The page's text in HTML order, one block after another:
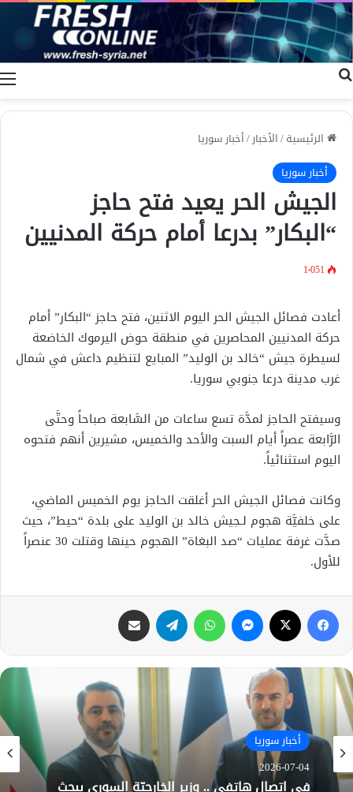
الرئيسية/الأخبار/أخبار سوريا
أخبار سوريا
الجيش الحر يعيد فتح حاجز
“البكار” بدرعا أمام حركة المدنيين
1٬051
أعادت فصائل الجيش الحر اليوم الاثنين، فتح حاجز “البكار” أمام
حركة المدنيين المحاصرين في منطقة حوض اليرموك الخاضعة
لسيطرة جيش “خالد بن الوليد” المبايع لتنظيم داعش في شمال
غرب مدينة درعا جنوبي سوريا.
وسيفتح الحاجز لمدَّة تسع ساعات من السَّابعة صباحاً وحتَّى
الرَّابعة عصراً أيام السبت والأحد والخميس، مشيرين أنهم فتحوه
اليوم استثنائياً.
وكانت فصائل الجيش الحر أغلقت الحاجز يوم الخميس الماضي،
على خلفيَّة هجوم لـجيش خالد بن الوليد على بلدة “حيط”، حيث
صدَّت غرفة عمليات “صد البغاة” الهجوم حينها وقتلت 30 عنصراً
للأول.
فيسبوك ماسنجر واتساب تيلقرام
أخبار سوريا
2026-07-04
في اتصال هاتفي .. وزير الخارجيّة السوري يبحث